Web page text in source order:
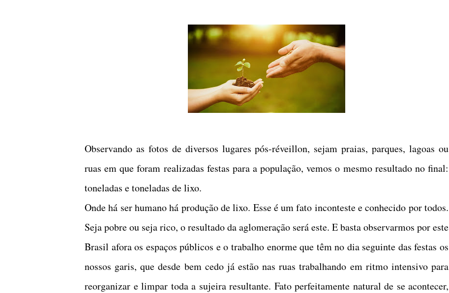
Observando as fotos de diversos lugares pós-réveillon, sejam praias, parques, lagoas ou
ruas em que foram realizadas festas para a população, vemos o mesmo resultado no final:
toneladas e toneladas de lixo.
Onde há ser humano há produção de lixo. Esse é um fato inconteste e conhecido por todos.
Seja pobre ou seja rico, o resultado da aglomeração será este. E basta observarmos por este
Brasil afora os espaços públicos e o trabalho enorme que têm no dia seguinte das festas os
nossos garis, que desde bem cedo já estão nas ruas trabalhando em ritmo intensivo para
reorganizar e limpar toda a sujeira resultante. Fato perfeitamente natural de se acontecer,